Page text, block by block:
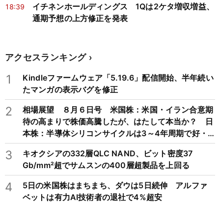
18:39
イチネンホールディングス 1Qは2ケタ増収増益、
通期予想の上方修正を発表
アクセスランキング
1
Kindleファームウェア「5.19.6」配信開始、半年続い
たマンガの表示バグを修正
2
相場展望 ８月６日号 米国株：米国・イラン合意期
待の高まりで株価高騰したが、はたして本当か？ 日
本株：半導体シリコンサイクルは3～4年周期で好・
不況を繰り返すため注意
3
キオクシアの332層QLC NAND、ビット密度37
Gb/mm²超でサムスンの400層超製品を上回る
4
5日の米国株はまちまち、ダウは5日続伸 アルファ
ベットは有力AI技術者の退社で4%超安